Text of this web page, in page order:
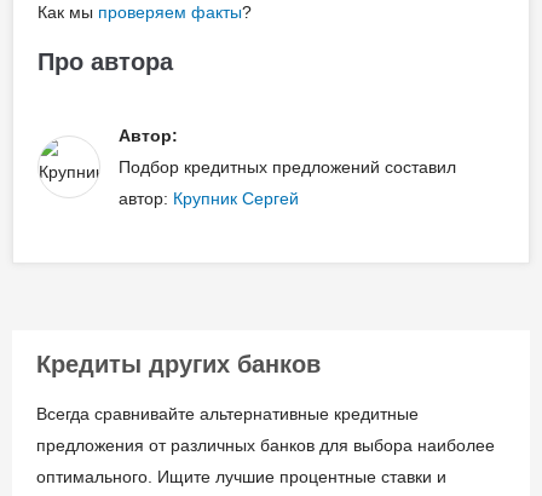
Как мы проверяем факты?
Про автора
Автор:
Подбор кредитных предложений составил
автор: Крупник Сергей
Кредиты других банков
Всегда сравнивайте альтернативные кредитные
предложения от различных банков для выбора наиболее
оптимального. Ищите лучшие процентные ставки и